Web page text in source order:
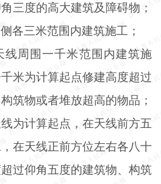
三度的高大建筑及障碍物；
各三米范围内建筑施工；
线周围一千米范围内建筑施
米为计算起点修建高度超过
筑物或者堆放超高的物品；
线为计算起点，在天线前方五
在天线正前方位左右各八十
过仰角五度的建筑物、构筑